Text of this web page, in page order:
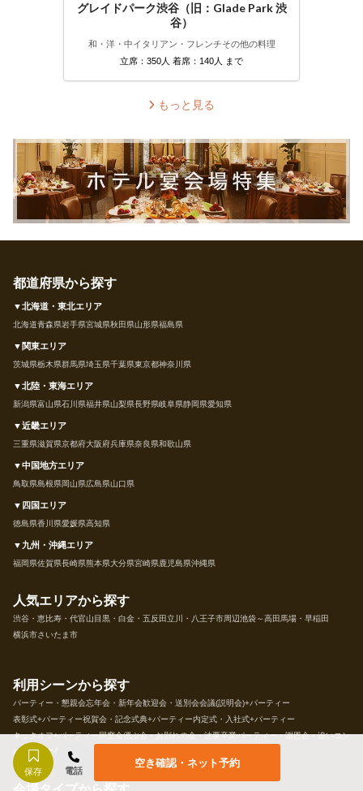
グレイドパーク渋谷（旧：Glade Park 渋
谷）
和・洋・中イタリアン・フレンチその他の料理
立席：350人 着席：140人 まで
もっと見る
保存 電話
空き確認・ネット予約
都道府県から探す
▼北海道・東北エリア
北海道青森県岩手県宮城県秋田県山形県福島県
▼関東エリア
茨城県栃木県群馬県埼玉県千葉県東京都神奈川県
▼北陸・東海エリア
新潟県富山県石川県福井県山梨県長野県岐阜県静岡県愛知県
▼近畿エリア
三重県滋賀県京都府大阪府兵庫県奈良県和歌山県
▼中国地方エリア
鳥取県島根県岡山県広島県山口県
▼四国エリア
徳島県香川県愛媛県高知県
▼九州・沖縄エリア
福岡県佐賀県長崎県熊本県大分県宮崎県鹿児島県沖縄県
人気エリアから探す
渋谷・恵比寿・代官山目黒・白金・五反田立川・八王子市周辺池袋～高田馬場・早稲田
横浜市さいたま市
利用シーンから探す
パーティー・懇親会忘年会・新年会歓迎会・送別会会議(説明会)+パーティー
表彰式+パーティー祝賀会・記念式典+パーティー内定式・入社式+パーティー
キックオフ+パーティー同窓会偲ぶ会・お別れの会・法要卒業パーティー・謝恩会・追いコン
結婚式二次会